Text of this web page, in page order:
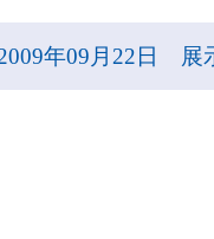
年09月22日 展